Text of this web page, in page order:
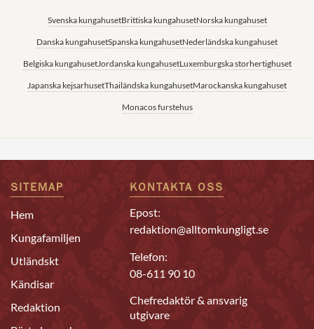
Svenska kungahusetBrittiska kungahusetNorska kungahuset
Danska kungahusetSpanska kungahusetNederländska kungahuset
Belgiska kungahusetJordanska kungahusetLuxemburgska storhertighuset
Japanska kejsarhusetThailändska kungahusetMarockanska kungahuset
Monacos furstehus
SITEMAP
Hem
Kungafamiljen
Utländskt
Kändisar
Redaktion
KONTAKTA OSS
Epost:
redaktion@alltomkungligt.se
Telefon:
08-611 90 10
Chefredaktör & ansvarig
utgivare